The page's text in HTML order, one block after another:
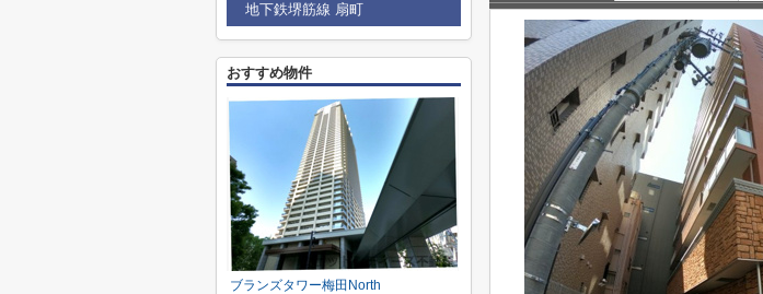
地下鉄堺筋線 扇町
おすすめ物件
ブランズタワー梅田North